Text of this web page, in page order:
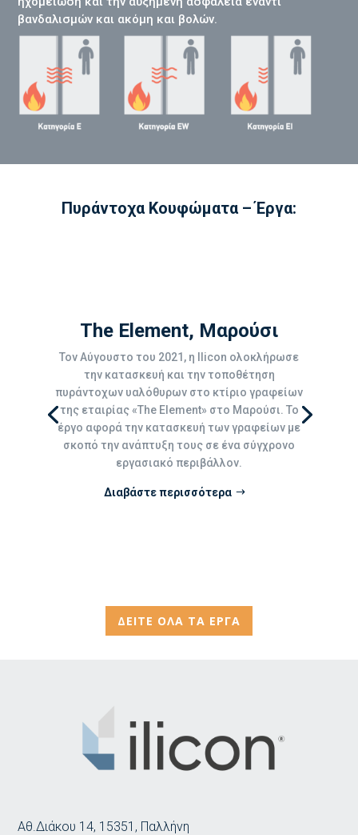
βανδαλισμών και ακόμη και βολών.
Πυράντοχα Κουφώματα – Έργα:
The Element, Μαρούσι
Τον Αύγουστο του 2021, η Ilicon ολοκλήρωσε
την κατασκευή και την τοποθέτηση
πυράντοχων υαλόθυρων στο κτίριο γραφείων
της εταιρίας «The Element» στο Μαρούσι. Το
έργο αφορά την κατασκευή των γραφείων με
σκοπό την ανάπτυξη τους σε ένα σύγχρονο
εργασιακό περιβάλλον.
Διαβάστε περισσότερα
ΔΕΙΤΕ ΟΛΑ ΤΑ ΕΡΓΑ
Αθ.Διάκου 14, 15351, Παλλήνη